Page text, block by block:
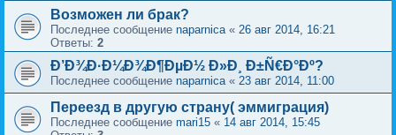
Возможен ли брак?
Последнее сообщение naparnica« 26 авг 2014, 16:21
Ответы: 2
Ð’Ð¾Ð·Ð¼Ð¾Ð¶ÐµÐ½ Ð»Ð¸ Ð±Ñ€Ð°Ðº?
Последнее сообщение naparnica« 23 авг 2014, 11:00
Переезд в другую страну( эммиграция)
Последнее сообщение mari15 « 14 авг 2014, 15:45